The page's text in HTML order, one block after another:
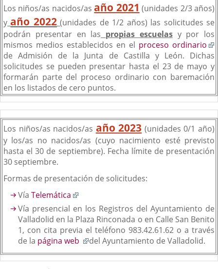
Los niños/as nacidos/as año 2021 (unidades 2/3 años)
y año 2022 (unidades de 1/2 años) las solicitudes se
podrán presentar en las propias escuelasy por los
mismos medios establecidos en el proceso ordinario
de Admisión de la Junta de Castilla y León. Dichas
solicitudes se pueden presentar hasta el 23 de mayo y
formarán parte del proceso ordinario con baremación
en los listados de cero puntos.
Los niños/as nacidos/as año 2023 (unidades 0/1 año)
y los/as no nacidos/as (cuyo nacimiento esté previsto
hasta el 30 de septiembre). Fecha límite de presentación
30 septiembre.
Formas de presentación de solicitudes:
Vía Telemática
a
una
aplicación
externa.
Vía presencial en los Registros del Ayuntamiento de
Valladolid en la Plaza Rinconada o en Calle San Benito
1, con cita previa el teléfono 983.42.61.62 o a través
de la página web
Enlace
a
una
del Ayuntamiento de Valladolid.